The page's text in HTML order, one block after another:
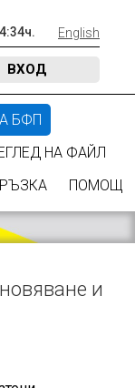
:34ч. English
ВХОД
БФП
НА ФАЙЛ
ПОМОЩ
и